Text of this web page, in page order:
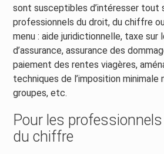
sont susceptibles d’intéresser tout
professionnels du droit, du chiffre
menu : aide juridictionnelle, taxe sur
d’assurance, assurance des
paiement des rentes viagères,
techniques de l’imposition minimale
groupes, etc.
Pour les
du chiffre